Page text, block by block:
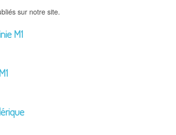
PRIMAIRE
DES ÉLÈVES
DES
sur notre site.
M1